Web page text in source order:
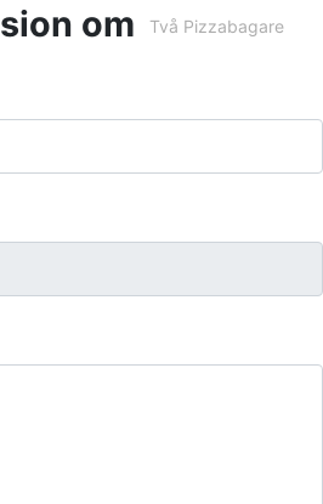
om Två Pizzabagare